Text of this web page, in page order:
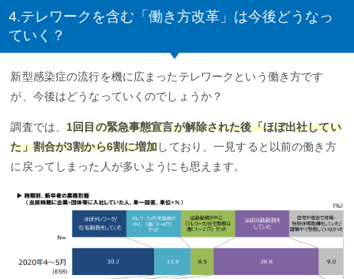
4.テレワークを含む「働き方改革」は今後どうなっ
ていく？
新型感染症の流行を機に広まったテレワークという働き方です
が、今後はどうなっていくのでしょうか？
調査では、1回目の緊急事態宣言が解除された後「ほぼ出社してい
た」割合が3割から6割に増加しており、一見すると以前の働き方
に戻ってしまった人が多いようにも思えます。